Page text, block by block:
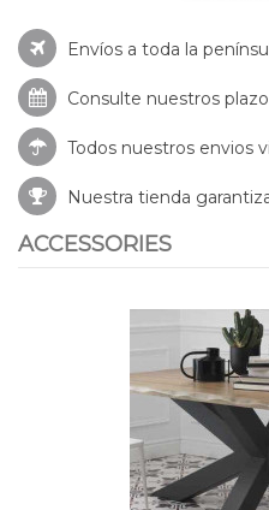
Envíos a toda la
Consulte nuestros
Todos nuestros envios
Nuestra tienda
ACCESSORIES